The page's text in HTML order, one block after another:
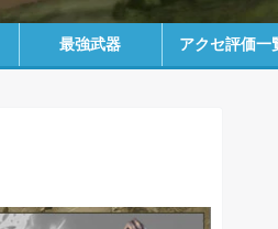
最強武器 アクセ評価一